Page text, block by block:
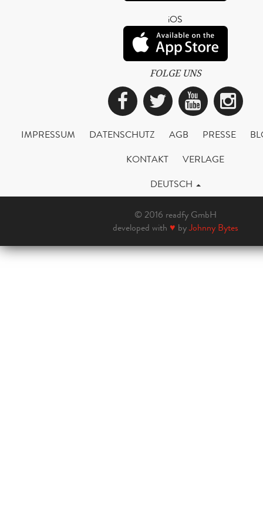
iOS
FOLGE UNS
Facebook
Twitter
IMPRESSUM DATENSCHUTZ AGB PRESSE
KONTAKT
VERLAGE
DEUTSCH
© 2016 readfy GmbH
developed with ♥ byJohnny Bytes